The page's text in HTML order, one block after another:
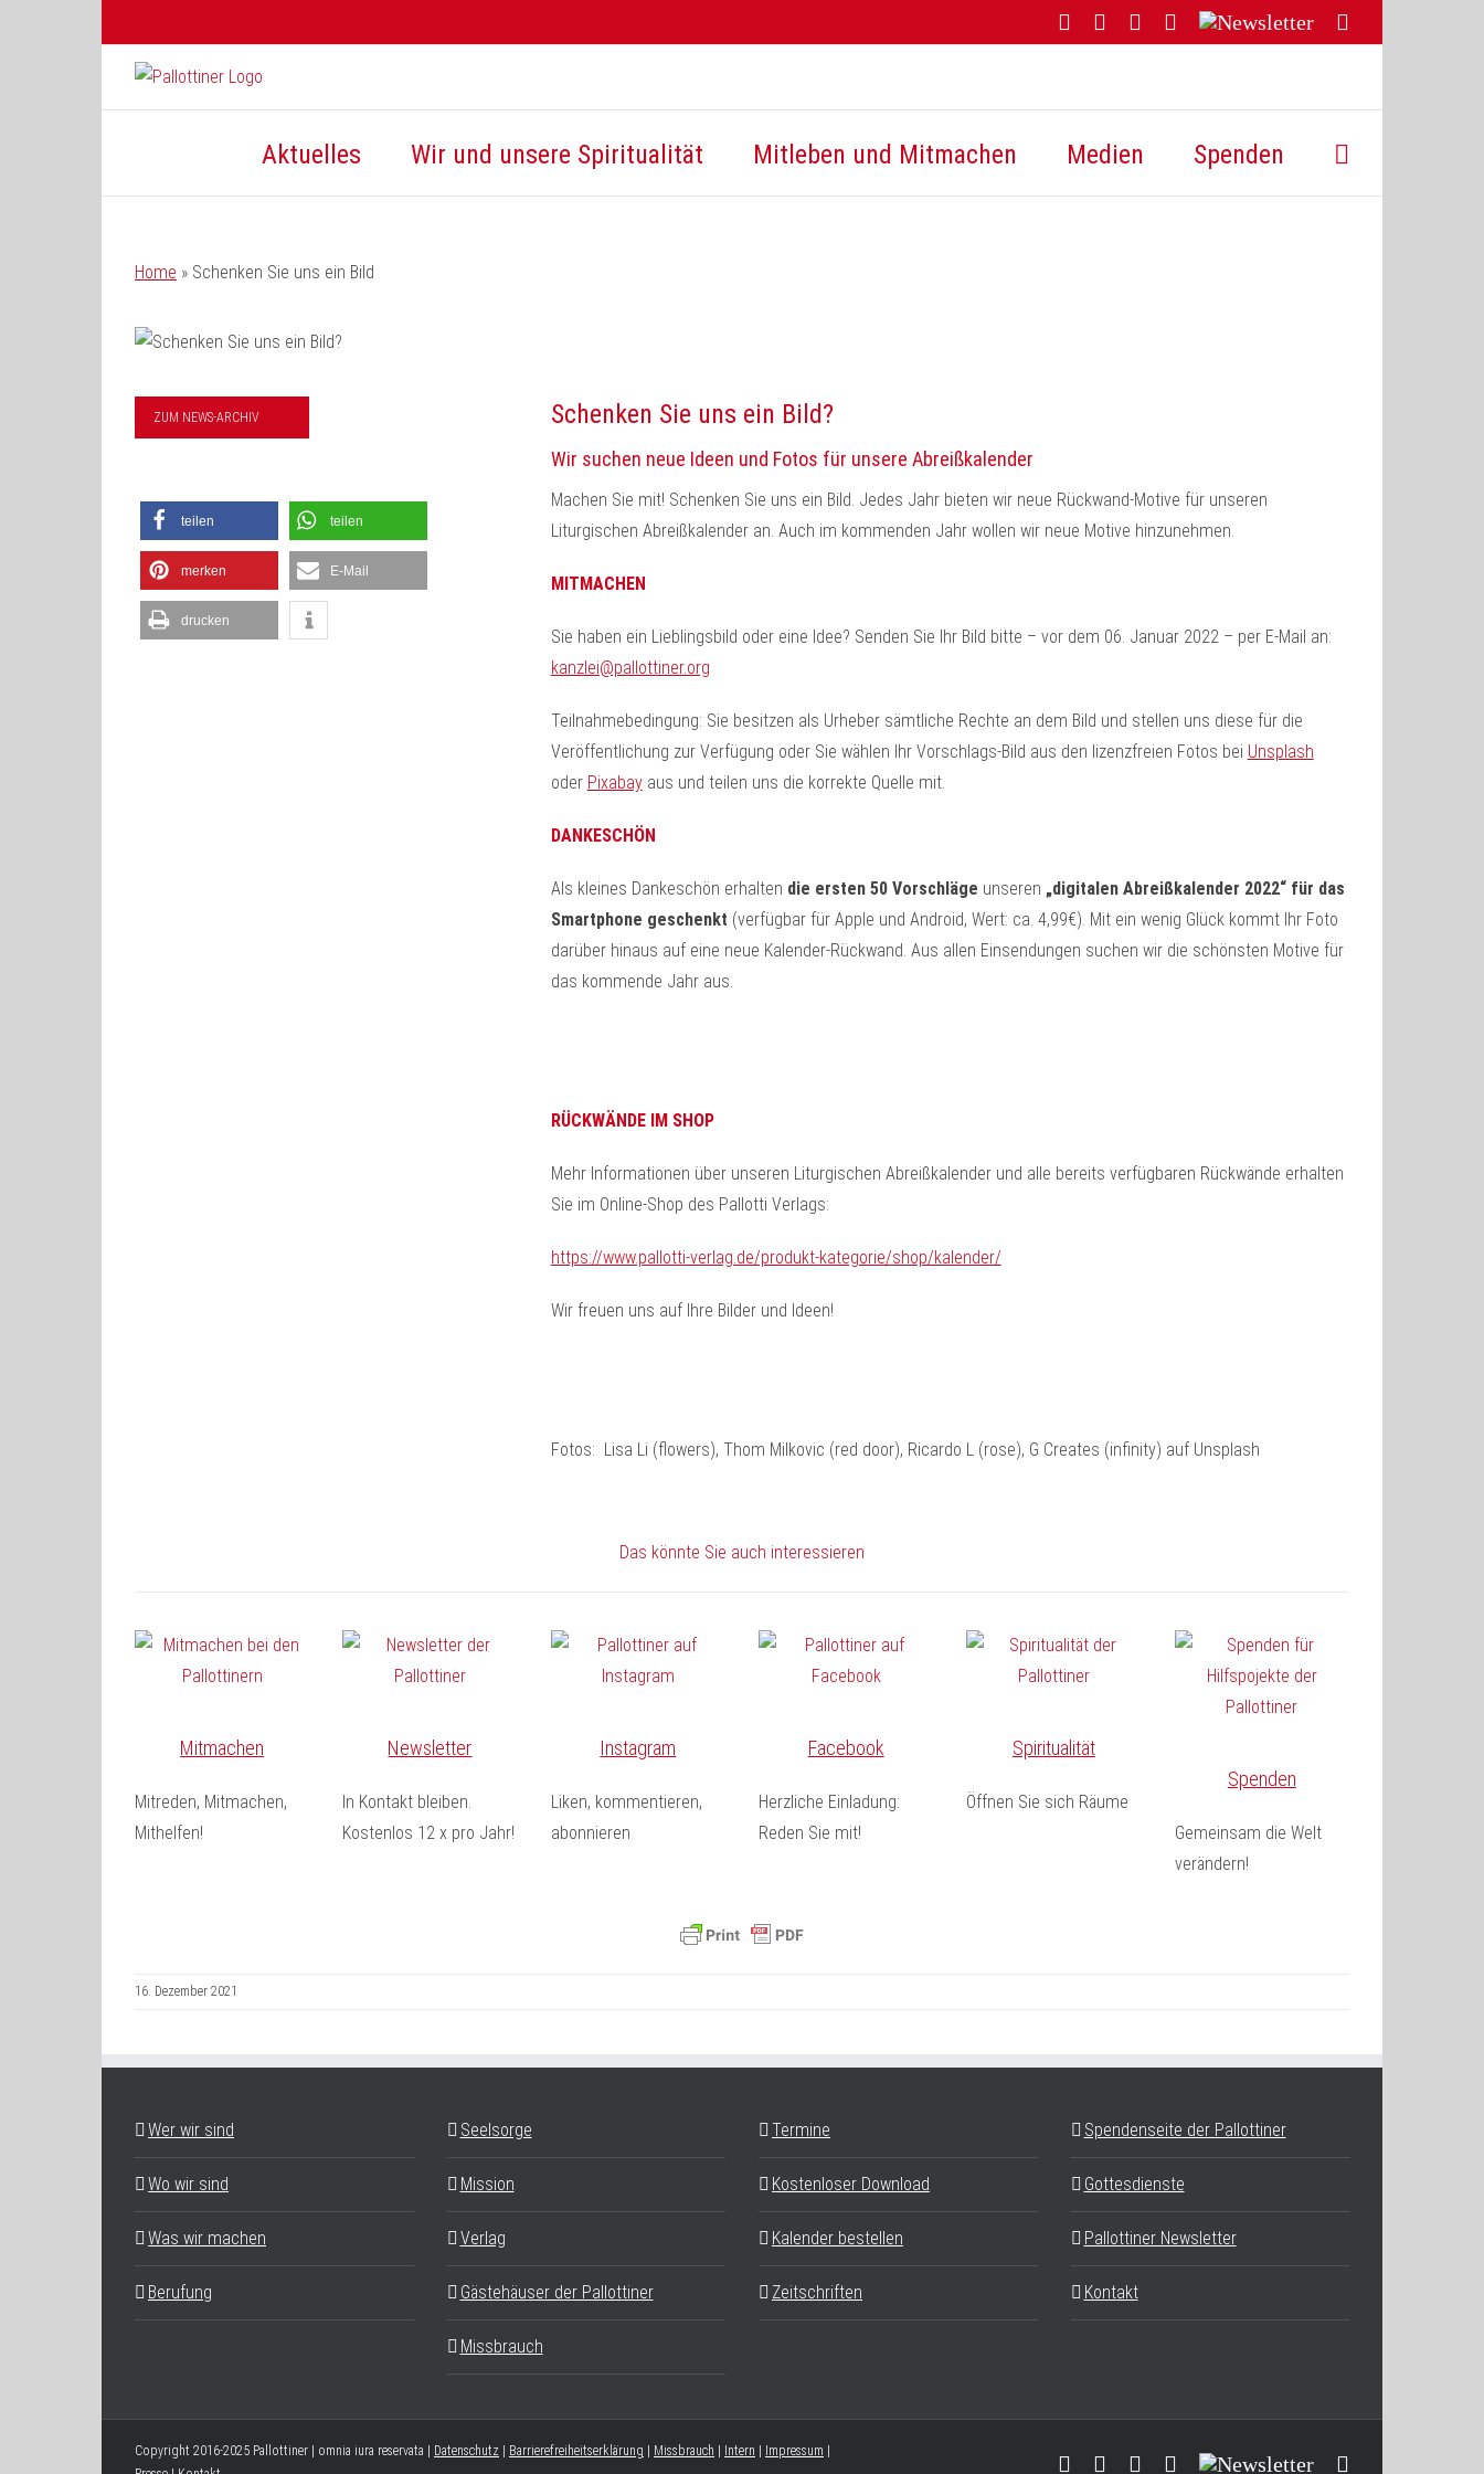
FacebookYouTubeInstagram
Threads
Newsletter
Mail
Aktuelles Wir und unsere Spiritualität Mitleben und Mitmachen Medien Spenden
Home » Schenken Sie uns ein Bild
ZUM NEWS-ARCHIV
teilen teilen
merken E-Mail
drucken
Schenken Sie uns ein Bild?
Wir suchen neue Ideen und Fotos für unsere Abreißkalender
Machen Sie mit! Schenken Sie uns ein Bild. Jedes Jahr bieten wir neue Rückwand-Motive für unseren
Liturgischen Abreißkalender an. Auch im kommenden Jahr wollen wir neue Motive hinzunehmen.
MITMACHEN
Sie haben ein Lieblingsbild oder eine Idee? Senden Sie Ihr Bild bitte – vor dem 06. Januar 2022 – per E-Mail an:
kanzlei@pallottiner.org
Teilnahmebedingung: Sie besitzen als Urheber sämtliche Rechte an dem Bild und stellen uns diese für die
Veröffentlichung zur Verfügung oder Sie wählen Ihr Vorschlags-Bild aus den lizenzfreien Fotos bei Unsplash
oder Pixabayaus und teilen uns die korrekte Quelle mit.
DANKESCHÖN
Als kleines Dankeschön erhalten die ersten 50 Vorschläge unseren „digitalen Abreißkalender 2022“ für das
Smartphone geschenkt (verfügbar für Apple und Android, Wert: ca. 4,99€). Mit ein wenig Glück kommt Ihr Foto
darüber hinaus auf eine neue Kalender-Rückwand. Aus allen Einsendungen suchen wir die schönsten Motive für
das kommende Jahr aus.
RÜCKWÄNDE IM SHOP
Mehr Informationen über unseren Liturgischen Abreißkalender und alle bereits verfügbaren Rückwände erhalten
Sie im Online-Shop des Pallotti Verlags:
https://www.pallotti-verlag.de/produkt-kategorie/shop/kalender/
Wir freuen uns auf Ihre Bilder und Ideen!
Fotos: Lisa Li (flowers), Thom Milkovic (red door), Ricardo L (rose), G Creates (infinity) auf Unsplash
Das könnte Sie auch interessieren
Mitmachen
Mitreden, Mitmachen,
Mithelfen!
Newsletter
In Kontakt bleiben.
Kostenlos 12 x pro Jahr!
Instagram
Liken, kommentieren,
abonnieren
Facebook
Herzliche Einladung:
Reden Sie mit!
Spiritualität
Öffnen Sie sich Räume
Spenden
Gemeinsam die Welt
verändern!
16. Dezember 2021
Wer wir sind
Wo wir sind
Was wir machen
Berufung
Seelsorge
Mission
Verlag
Gästehäuser der Pallottiner
Missbrauch
Termine
Kostenloser Download
Kalender bestellen
Zeitschriften
Spendenseite der Pallottiner
Gottesdienste
Pallottiner Newsletter
Kontakt
Copyright 2016-2025 Pallottiner | omnia iura reservata | Datenschutz Barrierefreiheitserklärung Missbrauch Intern Impressum FacebookYouTubeInstagram
Threads
Newsletter